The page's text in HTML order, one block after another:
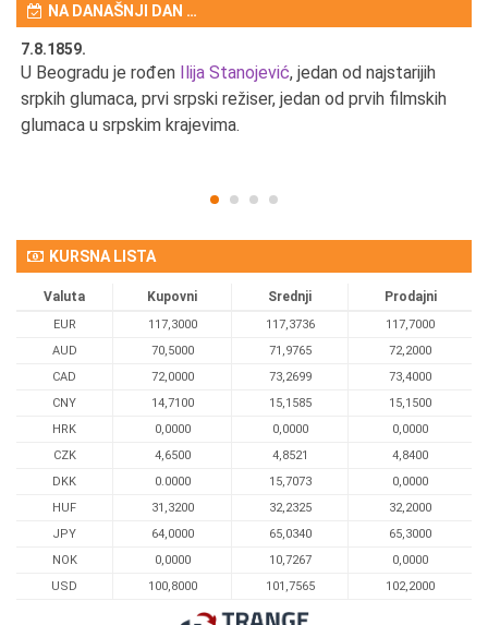
NA DANAŠNJI DAN …
7.8.1859.
U Beogradu je rođen Ilija Stanojević, jedan od najstarijih
srpkih glumaca, prvi srpski režiser, jedan od prvih filmskih
glumaca u srpskim krajevima.
KURSNA LISTA
Valuta Kupovni Srednji Prodajni
EUR 117,3000 117,3736
117,7000
AUD
70,5000 71,9765
72,2000
CAD
72,0000 73,2699
73,4000
CNY
14,7100 15,1585
15,1500
HRK
0,0000 0,0000
0,0000
CZK
4,6500 4,8521
4,8400
DKK
0.0000 15,7073
0,0000
HUF
31,3200 32,2325
32,2000
JPY
64,0000 65,0340
65,3000
NOK
0,0000 10,7267
0,0000
USD
100,8000 101,7565 102,2000